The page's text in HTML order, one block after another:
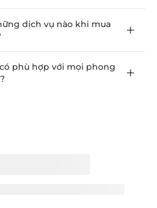
dịch vụ nào khi mua
phù hợp với mọi phong